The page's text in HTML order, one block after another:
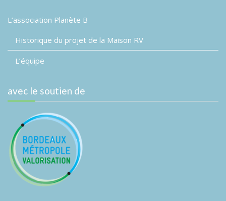
L’association Planète B
Historique du projet de la Maison RV
L’équipe
avec le soutien de